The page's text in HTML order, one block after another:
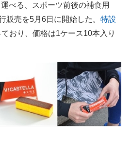
ンド
る
ト
べる、スポーツ前後の補食用
販売を5月6日に開始した。 特設
おり、価格は1ケース10本入り